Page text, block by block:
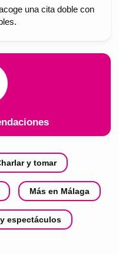
una cita doble con
y tomar
Más en Málaga
espectáculos